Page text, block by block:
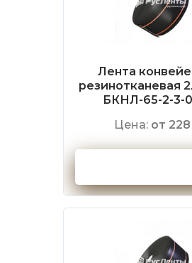
Лента
резинотканевая
БКНЛ-65-2-3-
Цена: от 228